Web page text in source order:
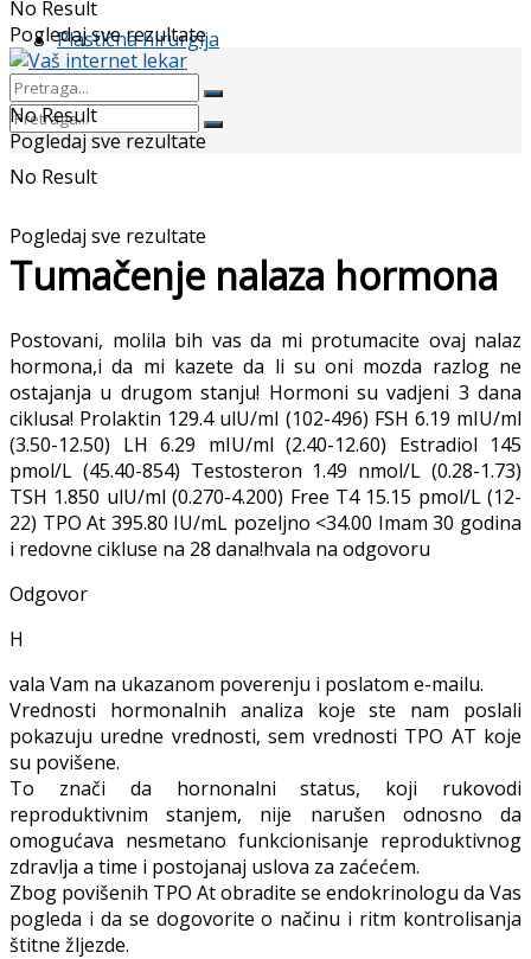
Plastična hirurgija
No Result
Pogledaj sve rezultate
No Result
Pogledaj sve rezultate
No Result
Pogledaj sve rezultate
Tumačenje nalaza hormona
Postovani, molila bih vas da mi protumacite ovaj nalaz
hormona,i da mi kazete da li su oni mozda razlog ne
ostajanja u drugom stanju! Hormoni su vadjeni 3 dana
ciklusa! Prolaktin 129.4 ulU/ml (102-496) FSH 6.19 mIU/ml
(3.50-12.50) LH 6.29 mIU/ml (2.40-12.60) Estradiol 145
pmol/L (45.40-854) Testosteron 1.49 nmol/L (0.28-1.73)
TSH 1.850 ulU/ml (0.270-4.200) Free T4 15.15 pmol/L (12-
22) TPO At 395.80 IU/mL pozeljno <34.00 Imam 30 godina
i redovne cikluse na 28 dana!hvala na odgovoru
Odgovor
H
vala Vam na ukazanom poverenju i poslatom e-mailu.
Vrednosti hormonalnih analiza koje ste nam poslali
pokazuju uredne vrednosti, sem vrednosti TPO AT koje
su povišene.
To znači da hornonalni status, koji rukovodi
reproduktivnim stanjem, nije narušen odnosno da
omogućava nesmetano funkcionisanje reproduktivnog
zdravlja a time i postojanaj uslova za zaćećem.
Zbog povišenih TPO At obradite se endokrinologu da Vas
pogleda i da se dogovorite o načinu i ritm kontrolisanja
štitne žljezde.